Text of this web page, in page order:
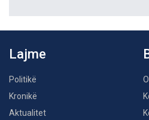
Lajme
Politikë
Kronikë
Aktualitet